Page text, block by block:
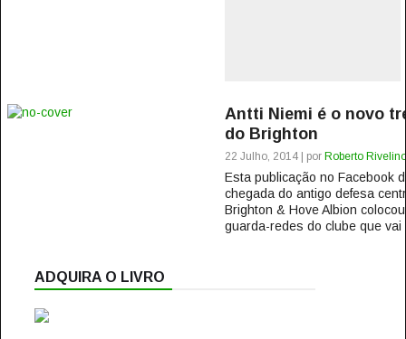
Antti Niemi é o novo
do Brighton
22 Julho, 2014 | por Roberto Rivelino
Esta publicação no Facebook
chegada do antigo defesa
Brighton & Hove Albion
guarda-redes do clube que vai
ADQUIRA O LIVRO